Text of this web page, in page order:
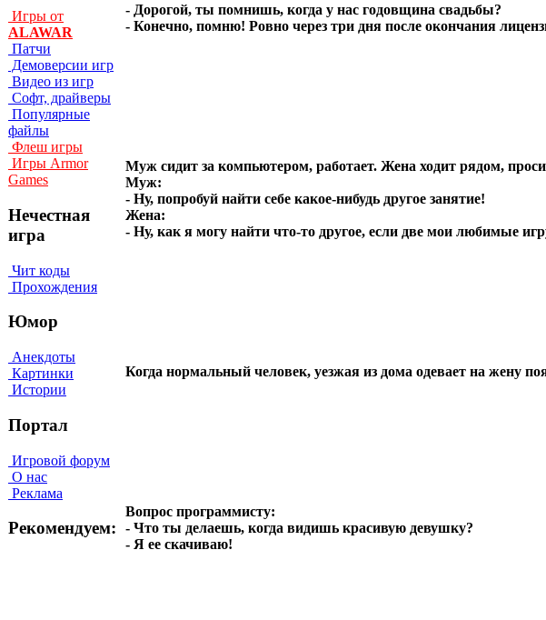
Игры от
ALAWAR
Патчи
Демоверсии игр
Видео из игр
Софт, драйверы
Популярные
файлы
Флеш игры
Игры Armor
Games
Нечестная
игра
Чит коды
Прохождения
Юмор
Анекдоты
Картинки
Истории
Портал
Игровой форум
О нас
Реклама
Рекомендуем:
- Дорогой, ты помнишь, когда у нас годовщина свадьбы?
- Конечно, помню! Ровно через три дня после окончания
Муж сидит за компьютером, работает. Жена ходит рядом,
Муж:
- Ну, попробуй найти себе какое-нибудь другое занятие!
Жена:
- Ну, как я могу найти что-то другое, если две мои любимые
Когда нормальный человек, уезжая из дома одевает на жену
Вопрос программисту:
- Что ты делаешь, когда видишь красивую девушку?
- Я ее скачиваю!